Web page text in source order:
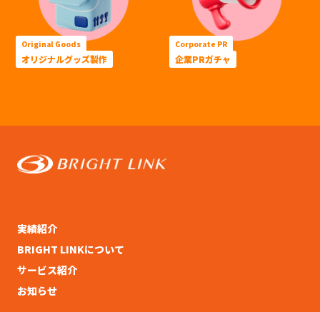
Original Goods
オリジナルグッズ製作
Corporate PR
企業PRガチャ
実績紹介
BRIGHT LINKについて
サービス紹介
お知らせ